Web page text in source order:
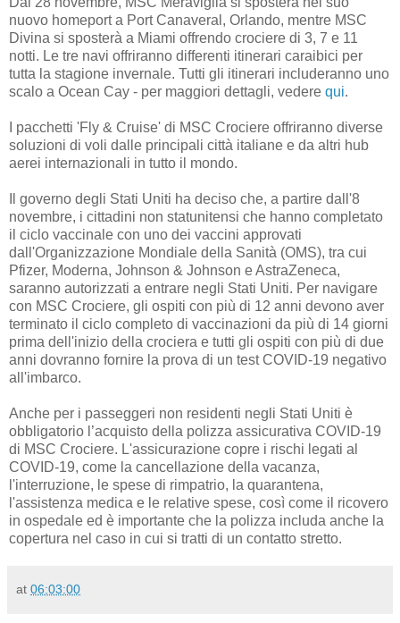
nuovo homeport a Port Canaveral, Orlando, mentre MSC
Divina si sposterà a Miami offrendo crociere di 3, 7 e 11
notti. Le tre navi offriranno differenti itinerari caraibici per
tutta la stagione invernale. Tutti gli itinerari includeranno uno
scalo a Ocean Cay - per maggiori dettagli, vedere qui.
I pacchetti 'Fly & Cruise' di MSC Crociere offriranno diverse
soluzioni di voli dalle principali città italiane e da altri hub
aerei internazionali in tutto il mondo.
Il governo degli Stati Uniti ha deciso che, a partire dall'8
novembre, i cittadini non statunitensi che hanno completato
il ciclo vaccinale con uno dei vaccini approvati
dall'Organizzazione Mondiale della Sanità (OMS), tra cui
Pfizer, Moderna, Johnson & Johnson e AstraZeneca,
saranno autorizzati a entrare negli Stati Uniti. Per navigare
con MSC Crociere, gli ospiti con più di 12 anni devono aver
terminato il ciclo completo di vaccinazioni da più di 14 giorni
prima dell'inizio della crociera e tutti gli ospiti con più di due
anni dovranno fornire la prova di un test COVID-19 negativo
all'imbarco.
Anche per i passeggeri non residenti negli Stati Uniti è
obbligatorio l’acquisto della polizza assicurativa COVID-19
di MSC Crociere. L'assicurazione copre i rischi legati al
COVID-19, come la cancellazione della vacanza,
l'interruzione, le spese di rimpatrio, la quarantena,
l'assistenza medica e le relative spese, così come il ricovero
in ospedale ed è importante che la polizza includa anche la
copertura nel caso in cui si tratti di un contatto stretto.
at 06:03:00